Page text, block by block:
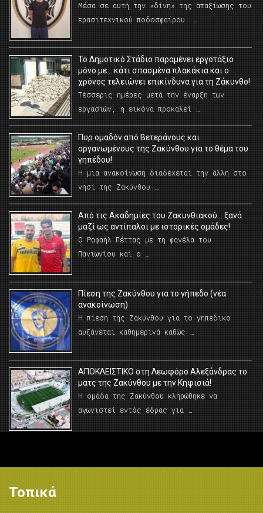
Μέσα σε αυτή την «δίνη» της απαξίωσης του
ερασιτεχνικού ποδοσφαίρου. …
Το Δημοτικό Στάδιο παραμένει εργοτάξιο
μόνο με… κάτι σπασμένα πλακάκια και ο
χρόνος τελειώνει επικίνδυνα για τη Ζάκυνθο!
Τέσσερις ημέρες μετά την έναρξη των
εργασιών, η εικόνα προκαλεί …
Πυρ ομαδόν από Βετεράνους και
οργανωμένους της Ζακύνθου για το θέμα του
γηπέδου!
Η μια ανακοίνωση διαδέχεται την άλλη στο
νησί της Ζακύνθου …
Από τις Ακαδημίες του Ζακυνθιακού… ξανά
μαζί ως αντίπαλοι με ιστορικές ομάδες!
Ο Ραφαήλ Πέττας με τη φανέλα του
Πανιωνίου και ο …
Πίεση της Ζακύνθου για το γήπεδο (νέα
ανακοίνωση)
Η πίεση της Ζακύνθου για το γηπεδικο
αυξάνεται καθημερινά καθώς …
AΠΟΚΛΕΙΣΤΙΚΟ στη Λεωφόρο Αλεξάνδρας το
ματς της Ζακύνθου με την Κηφισιά!
Η ομάδα της Ζακύνθου κληρώθηκε να
αγωνιστεί εντός έδρας για …
Τοπικά